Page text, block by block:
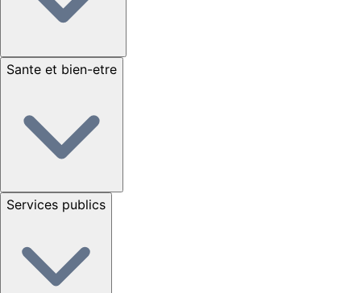
Sante et bien-etre
Services publics